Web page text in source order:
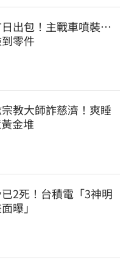
出包！主戰車噴裝…
零件
教大師詐慈濟！爽睡
金堆
2死！台積電「3神明
曝」